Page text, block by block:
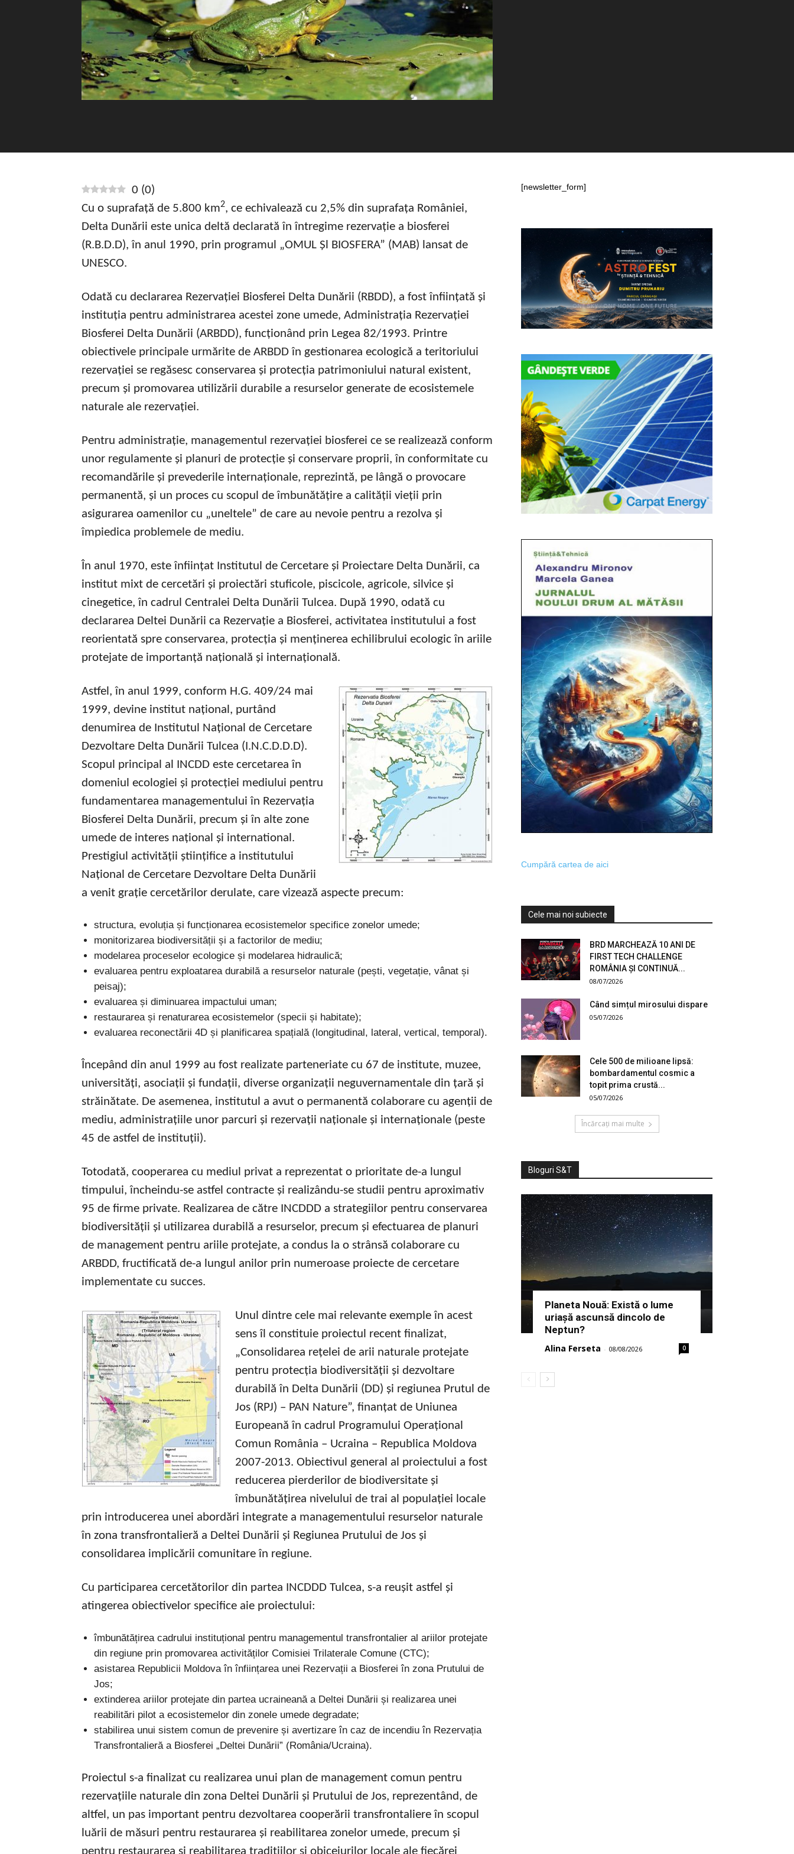
0 (0)
Cu o suprafață de 5.800 km2, ce echivalează cu 2,5% din suprafața României,
Delta Dunării este unica deltă declarată în întregime rezervație a biosferei
(R.B.D.D), în anul 1990, prin programul „OMUL Șl BIOSFERA” (MAB) lansat de
UNESCO.
Odată cu declararea Rezervației Biosferei Delta Dunării (RBDD), a fost înființată și
instituția pentru administrarea acestei zone umede, Administrația Rezervației
Biosferei Delta Dunării (ARBDD), funcționând prin Legea 82/1993. Printre
obiectivele principale urmărite de ARBDD în gestionarea ecologică a teritoriului
rezervației se regăsesc conservarea și protecția patrimoniului natural existent,
precum și promovarea utilizării durabile a resurselor generate de ecosistemele
naturale ale rezervației.
Pentru administrație, managementul rezervației biosferei ce se realizează conform
unor regulamente și planuri de protecție și conservare proprii, în conformitate cu
recomandările și prevederile internaționale, reprezintă, pe lângă o provocare
permanentă, și un proces cu scopul de îmbunătățire a calității vieții prin
asigurarea oamenilor cu „uneltele” de care au nevoie pentru a rezolva și
împiedica problemele de mediu.
În anul 1970, este înființat Institutul de Cercetare și Proiectare Delta Dunării, ca
institut mixt de cercetări și proiectări stuficole, piscicole, agricole, silvice și
cinegetice, în cadrul Centralei Delta Dunării Tulcea. După 1990, odată cu
declararea Deltei Dunării ca Rezervație a Biosferei, activitatea institutului a fost
reorientată spre conservarea, protecția și menținerea echilibrului ecologic în ariile
protejate de importanță națională și internațională.
Astfel, în anul 1999, conform H.G. 409/24 mai
1999, devine institut național, purtând
denumirea de Institutul Național de Cercetare
Dezvoltare Delta Dunării Tulcea (I.N.C.D.D.D).
Scopul principal al INCDD este cercetarea în
domeniul ecologiei și protecției mediului pentru
fundamentarea managementului în Rezervația
Biosferei Delta Dunării, precum și în alte zone
umede de interes național și international.
Prestigiul activității științifice a institutului
Național de Cercetare Dezvoltare Delta Dunării
a venit grație cercetărilor derulate, care vizează aspecte precum:
structura, evoluția și funcționarea ecosistemelor specifice zonelor umede;
monitorizarea biodiversității și a factorilor de mediu;
modelarea proceselor ecologice și modelarea hidraulică;
evaluarea pentru exploatarea durabilă a resurselor naturale (pești, vegetație, vânat și
peisaj);
evaluarea și diminuarea impactului uman;
restaurarea și renaturarea ecosistemelor (specii și habitate);
evaluarea reconectării 4D și planificarea spațială (longitudinal, lateral, vertical, temporal).
Începând din anul 1999 au fost realizate parteneriate cu 67 de institute, muzee,
universități, asociații și fundații, diverse organizații neguvernamentale din țară și
străinătate. De asemenea, institutul a avut o permanentă colaborare cu agenții de
mediu, administrațiile unor parcuri și rezervații naționale și internaționale (peste
45 de astfel de instituții).
Totodată, cooperarea cu mediul privat a reprezentat o prioritate de-a lungul
timpului, încheindu-se astfel contracte și realizându-se studii pentru aproximativ
95 de firme private. Realizarea de către INCDDD a strategiilor pentru conservarea
biodiversității și utilizarea durabilă a resurselor, precum și efectuarea de planuri
de management pentru ariile protejate, a condus la o strânsă colaborare cu
ARBDD, fructificată de-a lungul anilor prin numeroase proiecte de cercetare
implementate cu succes.
Unul dintre cele mai relevante exemple în acest
sens îl constituie proiectul recent finalizat,
„Consolidarea rețelei de arii naturale protejate
pentru protecția biodiversității și dezvoltare
durabilă în Delta Dunării (DD) și regiunea Prutul de
Jos (RPJ) – PAN Nature”, finanțat de Uniunea
Europeană în cadrul Programului Operațional
Comun România – Ucraina – Republica Moldova
2007-2013. Obiectivul general al proiectului a fost
reducerea pierderilor de biodiversitate și
îmbunătățirea nivelului de trai al populației locale
prin introducerea unei abordări integrate a managementului resurselor naturale
în zona transfrontalieră a Deltei Dunării și Regiunea Prutului de Jos și
consolidarea implicării comunitare în regiune.
Cu participarea cercetătorilor din partea INCDDD Tulcea, s-a reușit astfel și
atingerea obiectivelor specifice aie proiectului:
îmbunătățirea cadrului instituțional pentru managementul transfrontalier al ariilor protejate
din regiune prin promovarea activităților Comisiei Trilaterale Comune (CTC);
asistarea Republicii Moldova în înființarea unei Rezervații a Biosferei în zona Prutului de
Jos;
extinderea ariilor protejate din partea ucraineană a Deltei Dunării și realizarea unei
reabilitări pilot a ecosistemelor din zonele umede degradate;
stabilirea unui sistem comun de prevenire și avertizare în caz de incendiu în Rezervația
Transfrontalieră a Biosferei „Deltei Dunării” (România/Ucraina).
Proiectul s-a finalizat cu realizarea unui plan de management comun pentru
rezervațiile naturale din zona Deltei Dunării și Prutului de Jos, reprezentând, de
altfel, un pas important pentru dezvoltarea cooperării transfrontaliere în scopul
luării de măsuri pentru restaurarea și reabilitarea zonelor umede, precum și
pentru restaurarea și reabilitarea tradițiilor și obiceiurilor locale ale fiecărei
[newsletter_form]
Cumpără cartea de aici
Cele mai noi subiecte
BRD MARCHEAZĂ 10 ANI DE
FIRST TECH CHALLENGE
ROMÂNIA ȘI CONTINUĂ...
08/07/2026
Când simțul mirosului dispare
05/07/2026
Cele 500 de milioane lipsă:
bombardamentul cosmic a
topit prima crustă...
05/07/2026
Încărcați mai multe
Bloguri S&T
Planeta Nouă: Există o lume
uriașă ascunsă dincolo de
Neptun?
Alina Ferseta - 08/08/2026 0